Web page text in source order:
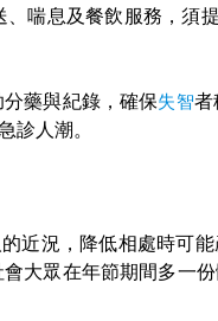
喘息及餐飲服務，須
藥與紀錄，確保失智者
診人潮。
近況，降低相處時可
大眾在年節期間多一